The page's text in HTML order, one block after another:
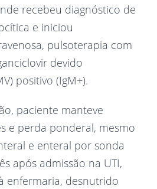
recebeu diagnóstico de
e iniciou
pulsoterapia com
devido
positivo (IgM+).
paciente manteve
e perda ponderal, mesmo
e enteral por sonda
após admissão na UTI,
enfermaria, desnutrido